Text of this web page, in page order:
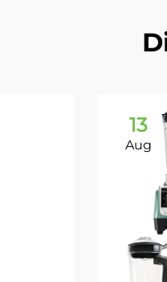
13
Aug